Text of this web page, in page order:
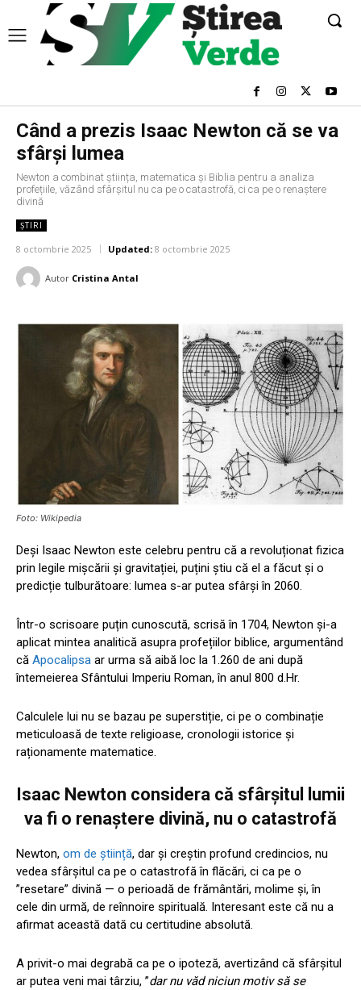
Când a prezis Isaac Newton că se va
sfârși lumea
Newton a combinat știința, matematica și Biblia pentru a analiza
profețiile, văzând sfârșitul nu ca pe o catastrofă, ci ca pe o renaștere
divină
ȘTIRI
8 octombrie 2025 Updated: 8 octombrie 2025
Autor Cristina Antal
Foto: Wikipedia
Deși Isaac Newton este celebru pentru că a revoluționat fizica
prin legile mișcării și gravitației, puțini știu că el a făcut și o
predicție tulburătoare: lumea s-ar putea sfârși în 2060.
Într-o scrisoare puțin cunoscută, scrisă în 1704, Newton și-a
aplicat mintea analitică asupra profețiilor biblice, argumentând
că Apocalipsa ar urma să aibă loc la 1.260 de ani după
întemeierea Sfântului Imperiu Roman, în anul 800 d.Hr.
Calculele lui nu se bazau pe superstiție, ci pe o combinație
meticuloasă de texte religioase, cronologii istorice și
raționamente matematice.
Isaac Newton considera că sfârșitul lumii
va fi o renaștere divină, nu o catastrofă
Newton, om de știință, dar și creștin profund credincios, nu
vedea sfârșitul ca pe o catastrofă în flăcări, ci ca pe o
”resetare” divină — o perioadă de frământări, molime și, în
cele din urmă, de reînnoire spirituală. Interesant este că nu a
afirmat această dată cu certitudine absolută.
A privit-o mai degrabă ca pe o ipoteză, avertizând că sfârșitul
ar putea veni mai târziu, ”dar nu văd niciun motiv să se